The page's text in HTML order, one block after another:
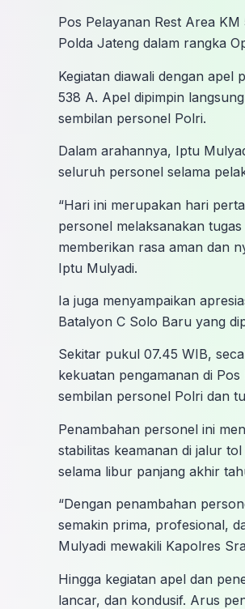
Pos Pelayanan Rest Area
Polda Jateng dalam rangka
Kegiatan diawali dengan apel
538 A. Apel dipimpin
sembilan personel Polri.
Dalam arahannya, Iptu
seluruh personel selama
“Hari ini merupakan hari
personel melaksanakan
memberikan rasa aman dan
Iptu Mulyadi.
Ia juga menyampaikan
Batalyon C Solo Baru yang
Sekitar pukul 07.45 WIB,
kekuatan pengamanan di
sembilan personel Polri dan
Penambahan personel ini
stabilitas keamanan di jalur
selama libur panjang akhir
“Dengan penambahan
semakin prima, profesional,
Mulyadi mewakili Kapolres
Hingga kegiatan apel dan
lancar, dan kondusif. Arus